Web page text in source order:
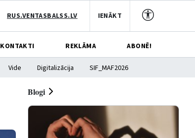
RUS.VENTASBALSS.LV IENĀKT
KONTAKTI REKLĀMA ABONĒ!
Vide Digitalizācija SIF_MAF2026
Blogi